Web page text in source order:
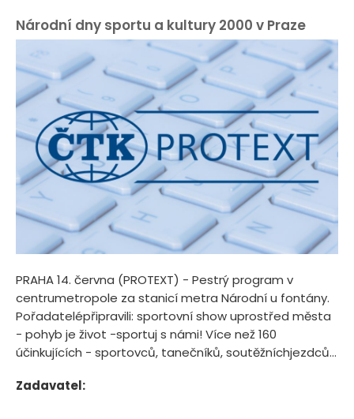
Národní dny sportu a kultury 2000 v Praze
PRAHA 14. června (PROTEXT) - Pestrý program v
centrumetropole za stanicí metra Národní u fontány.
Pořadatelépřipravili: sportovní show uprostřed města
- pohyb je život -sportuj s námi! Více než 160
účinkujících - sportovců, tanečníků, soutěžníchjezdců...
Zadavatel: